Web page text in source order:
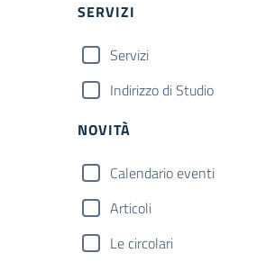
SERVIZI
Servizi
Indirizzo di Studio
NOVITÀ
Calendario eventi
Articoli
Le circolari